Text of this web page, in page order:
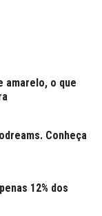
amarelo, o que
Conheça
12% dos